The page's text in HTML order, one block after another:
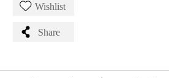
Wishlist
Share